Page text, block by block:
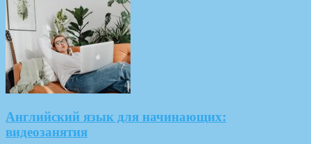
Английский язык для начинающих:
видеозанятия